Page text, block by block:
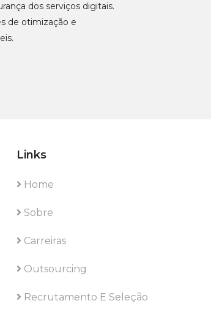
dos serviços digitais.
de otimização e
Links
Home
Sobre
Carreiras
Outsourcing
Recrutamento E Seleção